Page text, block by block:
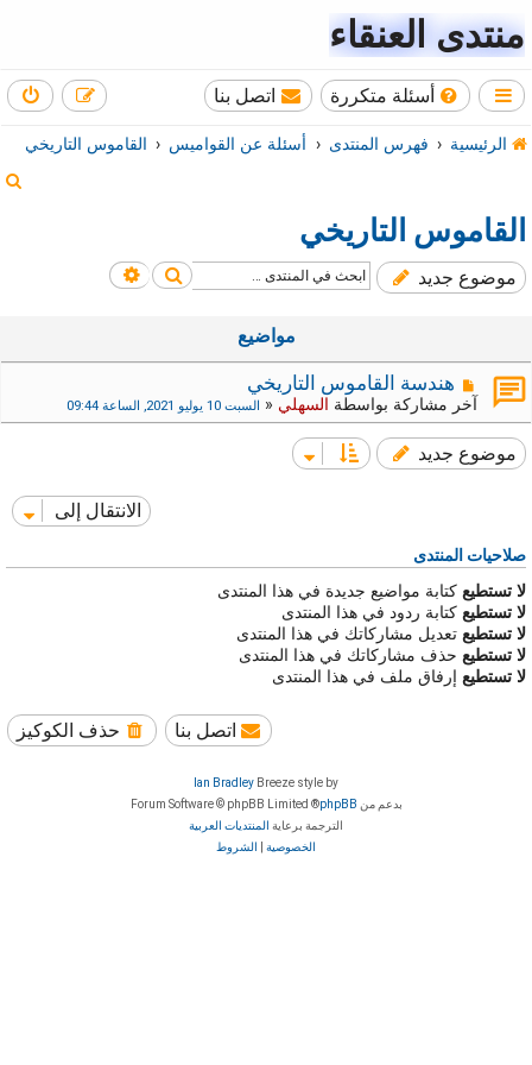
منتدى العنقاء
أسئلة متكررة اتصل بنا
الرئيسية فهرس المنتدى أسئلة عن القواميس
القاموس التاريخي
القاموس التاريخي
موضوع جديد بحث بحث متقدم
مواضيع
هندسة القاموس التاريخي
آخر مشاركة بواسطة السهلي « السبت 10 يوليو 2021, الساعة 09:44
موضوع جديد
الانتقال إلى
صلاحيات المنتدى
لا تستطيع كتابة مواضيع جديدة في هذا المنتدى
لا تستطيع كتابة ردود في هذا المنتدى
لا تستطيع تعديل مشاركاتك في هذا المنتدى
لا تستطيع حذف مشاركاتك في هذا المنتدى
لا تستطيع إرفاق ملف في هذا المنتدى
حذف الكوكيز اتصل بنا
Breeze style by
Ian Bradley
بدعم من phpBB
® Forum Software © phpBB Limited
الترجمة برعاية المنتديات العربية
الخصوصية
الشروط